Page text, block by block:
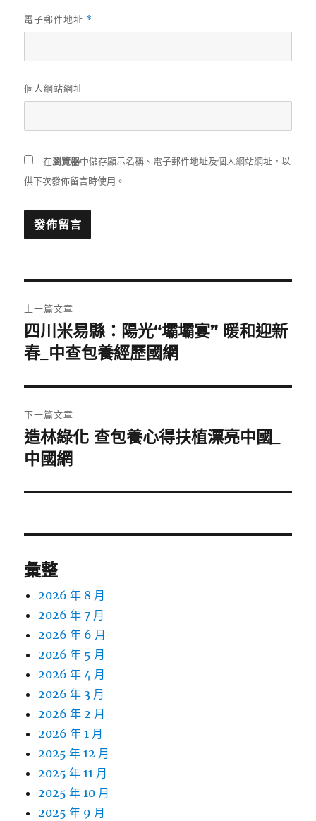
電子郵件地址 *
個人網站網址
在瀏覽器中儲存顯示名稱、電子郵件地址及個人網站網址，以
供下次發佈留言時使用。
章
導
覽
上一篇文章
上
一
文
章:
四川米易縣：陽光“壩壩宴” 暖和迎新
春_中查包養經歷國網
下一篇文章
下
一
文
造林綠化 查包養心得扶植漂亮中國_
中國網
彙整
2026 年 8 月
2026 年 7 月
2026 年 6 月
2026 年 5 月
2026 年 4 月
2026 年 3 月
2026 年 2 月
2026 年 1 月
2025 年 12 月
2025 年 11 月
2025 年 10 月
2025 年 9 月